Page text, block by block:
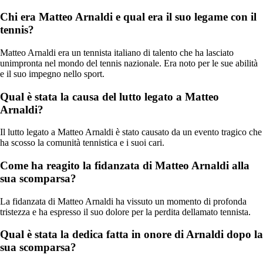
Chi era Matteo Arnaldi e qual era il suo legame con il
tennis?
Matteo Arnaldi era un tennista italiano di talento che ha lasciato
unimpronta nel mondo del tennis nazionale. Era noto per le sue abilità
e il suo impegno nello sport.
Qual è stata la causa del lutto legato a Matteo
Arnaldi?
Il lutto legato a Matteo Arnaldi è stato causato da un evento tragico che
ha scosso la comunità tennistica e i suoi cari.
Come ha reagito la fidanzata di Matteo Arnaldi alla
sua scomparsa?
La fidanzata di Matteo Arnaldi ha vissuto un momento di profonda
tristezza e ha espresso il suo dolore per la perdita dellamato tennista.
Qual è stata la dedica fatta in onore di Arnaldi dopo la
sua scomparsa?